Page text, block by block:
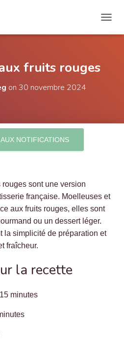
fruits rouges
on 30 novembre 2024
AUX NOTIFICATIONS
sont une version
française. Moelleuses et
aux fruits rouges, elles sont
ou un dessert léger.
la simplicité de préparation et
fraîcheur.
la recette
15 minutes